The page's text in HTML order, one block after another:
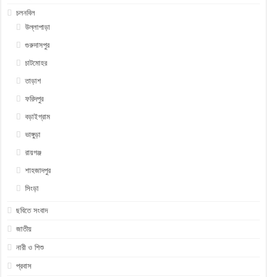
চলনবিল
উল্লাপাড়া
গুরুদাসপুর
চাটমোহর
তাড়াশ
ফরিদপুর
বড়াইগ্রাম
ভাঙ্গুড়া
রায়গঞ্জ
শাহজাদপুর
সিংড়া
ছবিতে সংবাদ
জাতীয়
নারী ও শিশু
প্রবাস